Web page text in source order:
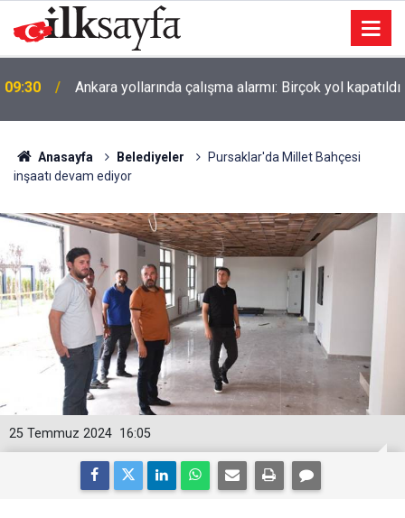
09:03 5 kentte peş peşe 5 acı olay yaşandı
Anasayfa Belediyeler
Pursaklar'da Millet Bahçesi
inşaatı devam ediyor
16:05
25 Temmuz 2024